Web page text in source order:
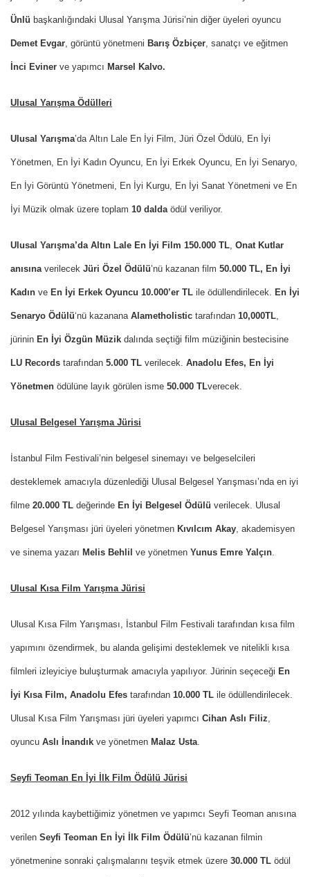
Ünlü başkanlığındaki Ulusal Yarışma Jürisi’nin diğer üyeleri oyuncu
Demet Evgar, görüntü yönetmeni Barış Özbiçer, sanatçı ve eğitmen
İnci Eviner ve yapımcı Marsel Kalvo.
Ulusal Yarışma Ödülleri
Ulusal Yarışma’da Altın Lale En İyi Film, Jüri Özel Ödülü, En İyi
Yönetmen, En İyi Kadın Oyuncu, En İyi Erkek Oyuncu, En İyi Senaryo,
En İyi Görüntü Yönetmeni, En İyi Kurgu, En İyi Sanat Yönetmeni ve En
İyi Müzik olmak üzere toplam 10 daldaödül veriliyor.
Ulusal Yarışma’da Altın Lale En İyi Film 150.000 TL, Onat Kutlar
anısınaverilecek Jüri Özel Ödülü’nü kazanan film 50.000 TL, En İyi
Kadın ve En İyi Erkek Oyuncu 10.000’er TL ile ödüllendirilecek. En İyi
Senaryo Ödülü‘nü kazanana Alametholistic tarafından 10,000TL,
jürinin En İyi Özgün Müzik dalında seçtiği film müziğinin bestecisine
LU Records tarafından 5.000 TL verilecek. Anadolu Efes, En İyi
Yönetmen ödülüne layık görülen isme 50.000 TLverecek.
Ulusal Belgesel Yarışma Jürisi
İstanbul Film Festivali’nin belgesel sinemayı ve belgeselcileri
desteklemek amacıyla düzenlediği Ulusal Belgesel Yarışması’nda en iyi
filme 20.000 TL değerinde En İyi Belgesel Ödülü verilecek. Ulusal
Belgesel Yarışması jüri üyeleri yönetmen Kıvılcım Akay, akademisyen
ve sinema yazarı Melis Behlil ve yönetmen Yunus Emre Yalçın.
Ulusal Kısa Film Yarışma Jürisi
Ulusal Kısa Film Yarışması, İstanbul Film Festivali tarafından kısa film
yapımını özendirmek, bu alanda gelişimi desteklemek ve nitelikli kısa
filmleri izleyiciye buluşturmak amacıyla yapılıyor. Jürinin seçeceği En
İyi Kısa Film, Anadolu Efes tarafından 10.000 TL ile ödüllendirilecek.
Ulusal Kısa Film Yarışması jüri üyeleri yapımcı Cihan Aslı Filiz,
oyuncu Aslı İnandık ve yönetmen Malaz Usta.
Seyfi Teoman En İyi İlk Film Ödülü Jürisi
2012 yılında kaybettiğimiz yönetmen ve yapımcı Seyfi Teoman anısına
verilen Seyfi Teoman En İyi İlk Film Ödülü’nü kazanan filmin
yönetmenine sonraki çalışmalarını teşvik etmek üzere 30.000 TL ödül